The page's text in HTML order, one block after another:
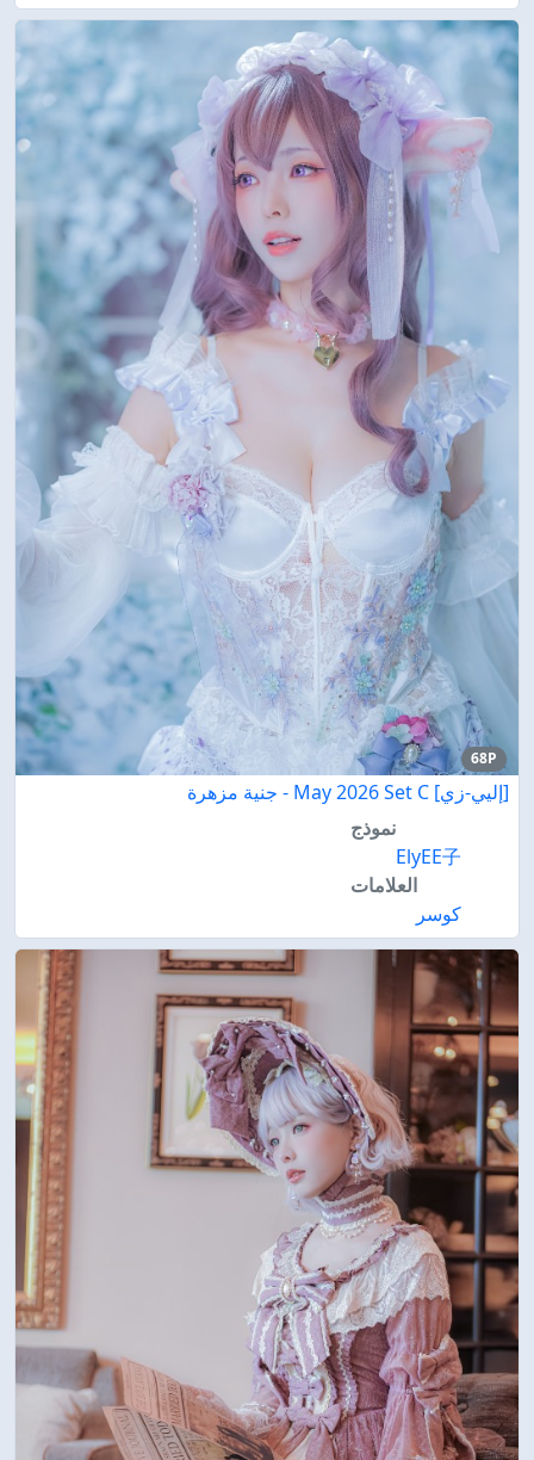
68P
[إليي-زي] May 2026 Set C - جنية مزهرة
نموذج
ElyEE子
العلامات
كوسر